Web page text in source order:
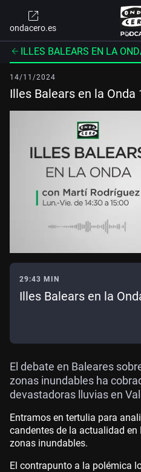
ondacero.es
ILLES BALEARS EN LA
14/11/2024
Illes Balears en la
29:43 MIN
Illes Balears en la
El debate en Baleares
zonas inundables ha
devastadoras lluvias en
Entramos en tertulia para
candentes de la actualidad
zonas inundables.
El contrapunto a la polémica